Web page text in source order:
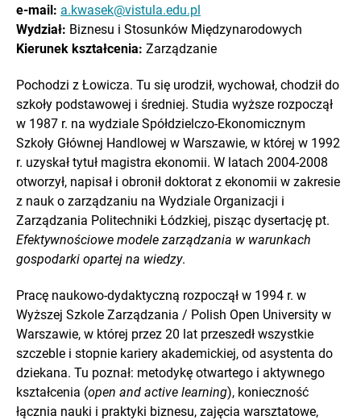
e-mail: a.kwasek@vistula.edu.pl
Wydział: Biznesu i Stosunków Międzynarodowych
Kierunek kształcenia: Zarządzanie
Pochodzi z Łowicza. Tu się urodził, wychował, chodził do
szkoły podstawowej i średniej. Studia wyższe rozpoczął
w 1987 r. na wydziale Spółdzielczo-Ekonomicznym
Szkoły Głównej Handlowej w Warszawie, w której w 1992
r. uzyskał tytuł magistra ekonomii. W latach 2004-2008
otworzył, napisał i obronił doktorat z ekonomii w zakresie
z nauk o zarządzaniu na Wydziale Organizacji i
Zarządzania Politechniki Łódzkiej, pisząc dysertację pt.
Efektywnościowe modele zarządzania w warunkach
gospodarki opartej na wiedzy.
Pracę naukowo-dydaktyczną rozpoczął w 1994 r. w
Wyższej Szkole Zarządzania / Polish Open University w
Warszawie, w której przez 20 lat przeszedł wszystkie
szczeble i stopnie kariery akademickiej, od asystenta do
dziekana. Tu poznał: metodykę otwartego i aktywnego
kształcenia (open and active learning), konieczność
łącznia nauki i praktyki biznesu, zajęcia warsztatowe,